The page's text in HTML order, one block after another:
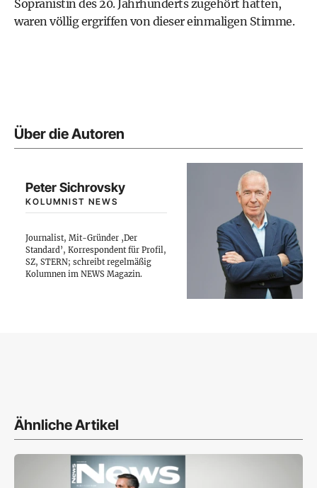
Sopranistin des 20. Jahrhunderts zugehört hatten,
waren völlig ergriffen von dieser einmaligen Stimme.
Über die Autoren
Peter Sichrovsky
KOLUMNIST NEWS
Journalist, Mit-Gründer ‚Der
Standard’, Korrespondent für Profil,
SZ, STERN; schreibt regelmäßig
Kolumnen im NEWS Magazin.
Ähnliche Artikel